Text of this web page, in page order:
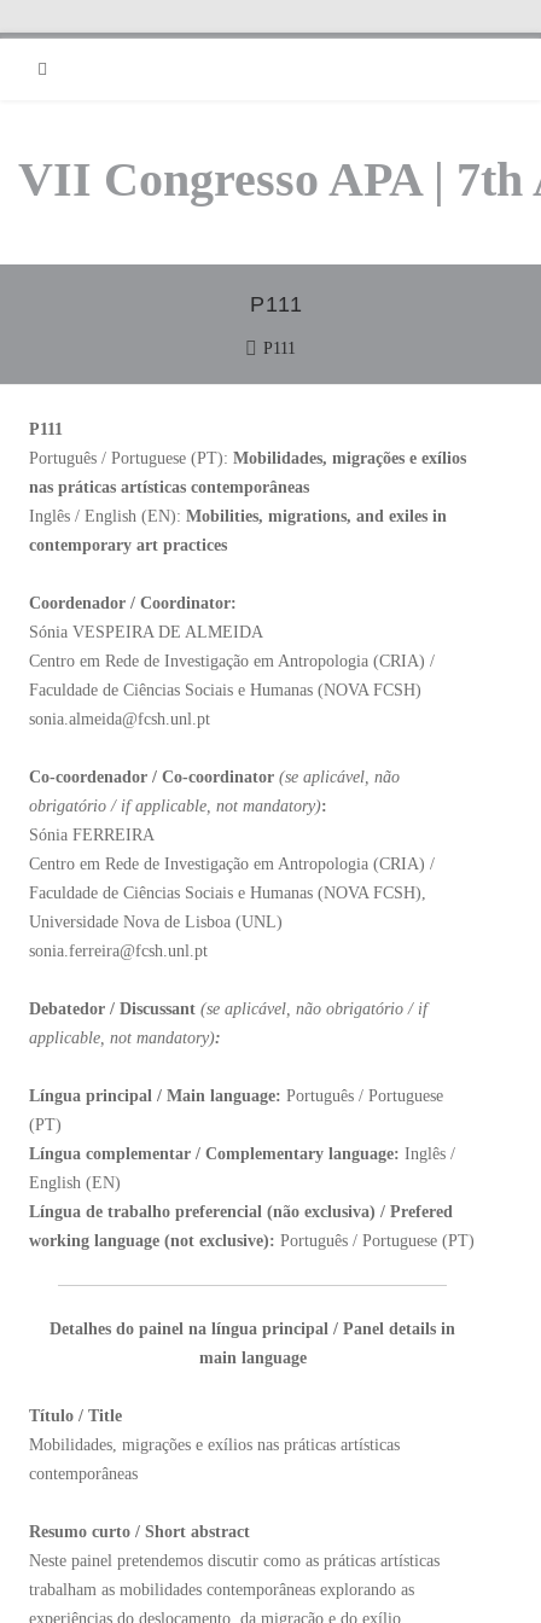
VII Congresso APA | 7th
P111
P111
P111
Português / Portuguese (PT): Mobilidades, migrações e exílios
nas práticas artísticas contemporâneas
Inglês / English (EN): Mobilities, migrations, and exiles in
contemporary art practices
Coordenador / Coordinator:
Sónia VESPEIRA DE ALMEIDA
Centro em Rede de Investigação em Antropologia (CRIA) /
Faculdade de Ciências Sociais e Humanas (NOVA FCSH)
sonia.almeida@fcsh.unl.pt
Co-coordenador / Co-coordinator (se aplicável, não
obrigatório / if applicable, not mandatory):
Sónia FERREIRA
Centro em Rede de Investigação em Antropologia (CRIA) /
Faculdade de Ciências Sociais e Humanas (NOVA FCSH),
Universidade Nova de Lisboa (UNL)
sonia.ferreira@fcsh.unl.pt
Debatedor / Discussant (se aplicável, não obrigatório / if
applicable, not mandatory):
Língua principal / Main language: Português / Portuguese
(PT)
Língua complementar / Complementary language: Inglês /
English (EN)
Língua de trabalho preferencial (não exclusiva) / Prefered
working language (not exclusive): Português / Portuguese (PT)
Detalhes do painel na língua principal / Panel details in
main language
Título / Title
Mobilidades, migrações e exílios nas práticas artísticas
contemporâneas
Resumo curto / Short abstract
Neste painel pretendemos discutir como as práticas artísticas
trabalham as mobilidades contemporâneas explorando as
experiências do deslocamento, da migração e do exílio,